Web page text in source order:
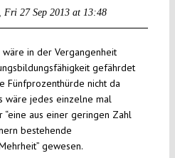
Fri 27 Sep 2013 at 13:48
wäre in der Vergangenheit
gefährdet
Fünfprozenthürde nicht da
wäre jedes einzelne mal
“eine aus einer geringen Zahl
bestehende
gewesen.